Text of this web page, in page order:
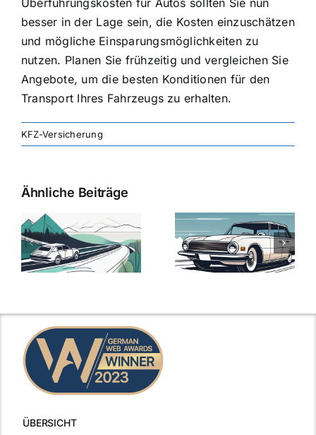
Überführungskosten für Autos sollten Sie nun
besser in der Lage sein, die Kosten einzuschätzen
und mögliche Einsparungsmöglichkeiten zu
nutzen. Planen Sie frühzeitig und vergleichen Sie
Angebote, um die besten Konditionen für den
Transport Ihres Fahrzeugs zu erhalten.
KFZ-Versicherung
Ähnliche Beiträge
Versicherung:
Günstige Kfz-
Versicherungstarife
mit Top-
Kfz-
Die besten
Angebote im
ÜBERSICHT